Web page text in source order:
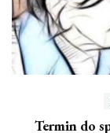
Termin do